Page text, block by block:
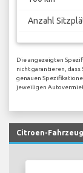
Anzahl
Die angezeigten
nicht garantieren, dass
genauen
jeweiligen
Citroen-